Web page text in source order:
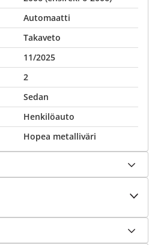
Automaatti
Takaveto
11/2025
2
Sedan
Henkilöauto
Hopea metalliväri